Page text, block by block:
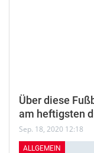
Über diese
am heftigsten
Sep. 18, 2020 12:18
ALLGEMEIN